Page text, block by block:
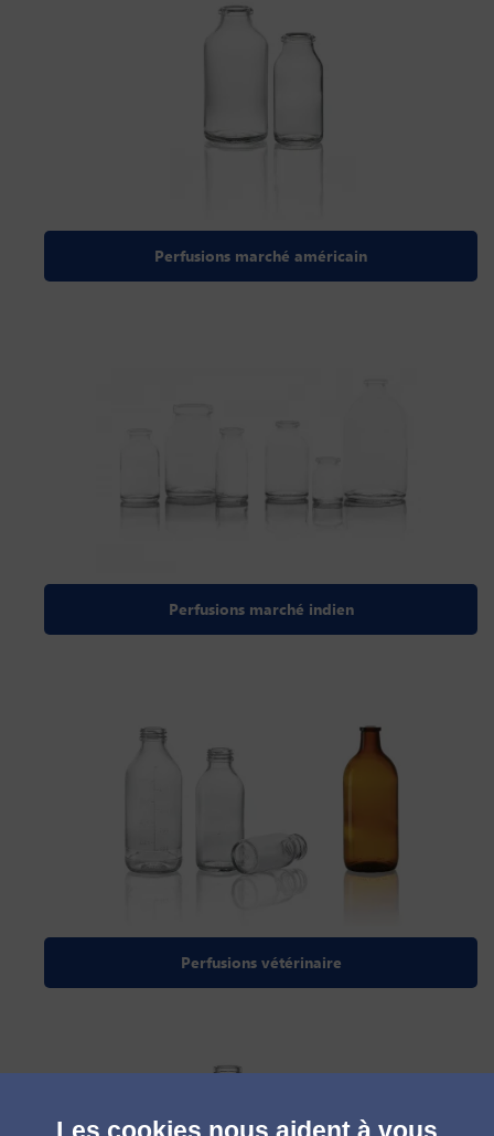
Perfusions marché américain
Perfusions marché indien
Perfusions vétérinaire